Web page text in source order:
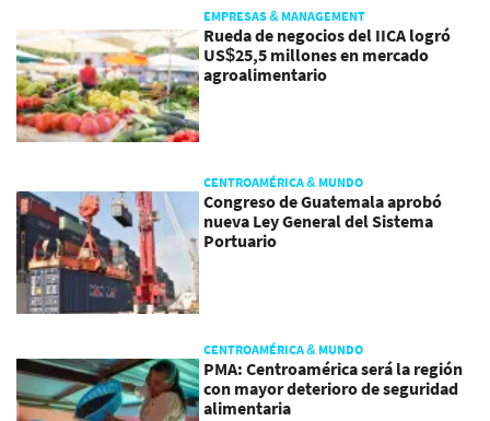
EMPRESAS & MANAGEMENT
Rueda de negocios del IICA logró
US$25,5 millones en mercado
agroalimentario
CENTROAMÉRICA & MUNDO
Congreso de Guatemala aprobó
nueva Ley General del Sistema
Portuario
CENTROAMÉRICA & MUNDO
PMA: Centroamérica será la región
con mayor deterioro de seguridad
alimentaria